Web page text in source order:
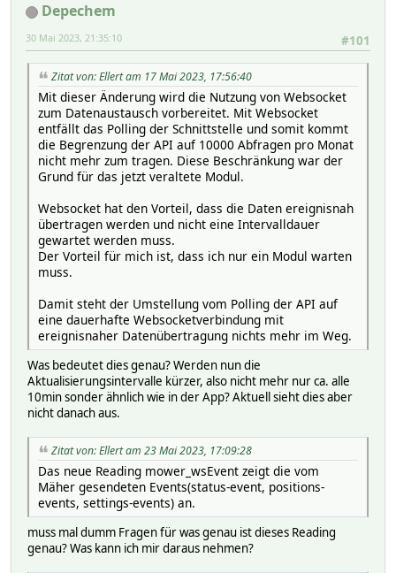
Depechem
#101
30 Mai 2023, 21:35:10
Zitat von: Ellert am 17 Mai 2023, 17:56:40
Mit dieser Änderung wird die Nutzung von Websocket
zum Datenaustausch vorbereitet. Mit Websocket
entfällt das Polling der Schnittstelle und somit kommt
die Begrenzung der API auf 10000 Abfragen pro Monat
nicht mehr zum tragen. Diese Beschränkung war der
Grund für das jetzt veraltete Modul.
Websocket hat den Vorteil, dass die Daten ereignisnah
übertragen werden und nicht eine Intervalldauer
gewartet werden muss.
Der Vorteil für mich ist, dass ich nur ein Modul warten
muss.
Damit steht der Umstellung vom Polling der API auf
eine dauerhafte Websocketverbindung mit
ereignisnaher Datenübertragung nichts mehr im Weg.
Was bedeutet dies genau? Werden nun die
Aktualisierungsintervalle kürzer, also nicht mehr nur ca. alle
10min sonder ähnlich wie in der App? Aktuell sieht dies aber
nicht danach aus.
Zitat von: Ellert am 23 Mai 2023, 17:09:28
Das neue Reading mower_wsEvent zeigt die vom
Mäher gesendeten Events(status-event, positions-
events, settings-events) an.
muss mal dumm Fragen für was genau ist dieses Reading
genau? Was kann ich mir daraus nehmen?